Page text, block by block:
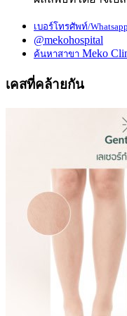
เบอร์โทรศัพท์/Whatsapp
@mekohospital
ค้นหาสาขา Meko
เคสที่คล้ายกัน